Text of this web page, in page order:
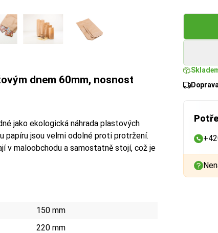
dnem 60mm, nosnost
jako ekologická náhrada plastových
papíru jsou velmi odolné proti protržení.
v maloobchodu a samostatně stojí, což je
150 mm
220 mm